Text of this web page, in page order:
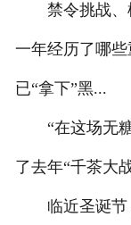
禁令挑战、
一年经历了哪
已“拿下”黑...
“在这场无糖
了去年“千茶大
临近圣诞节